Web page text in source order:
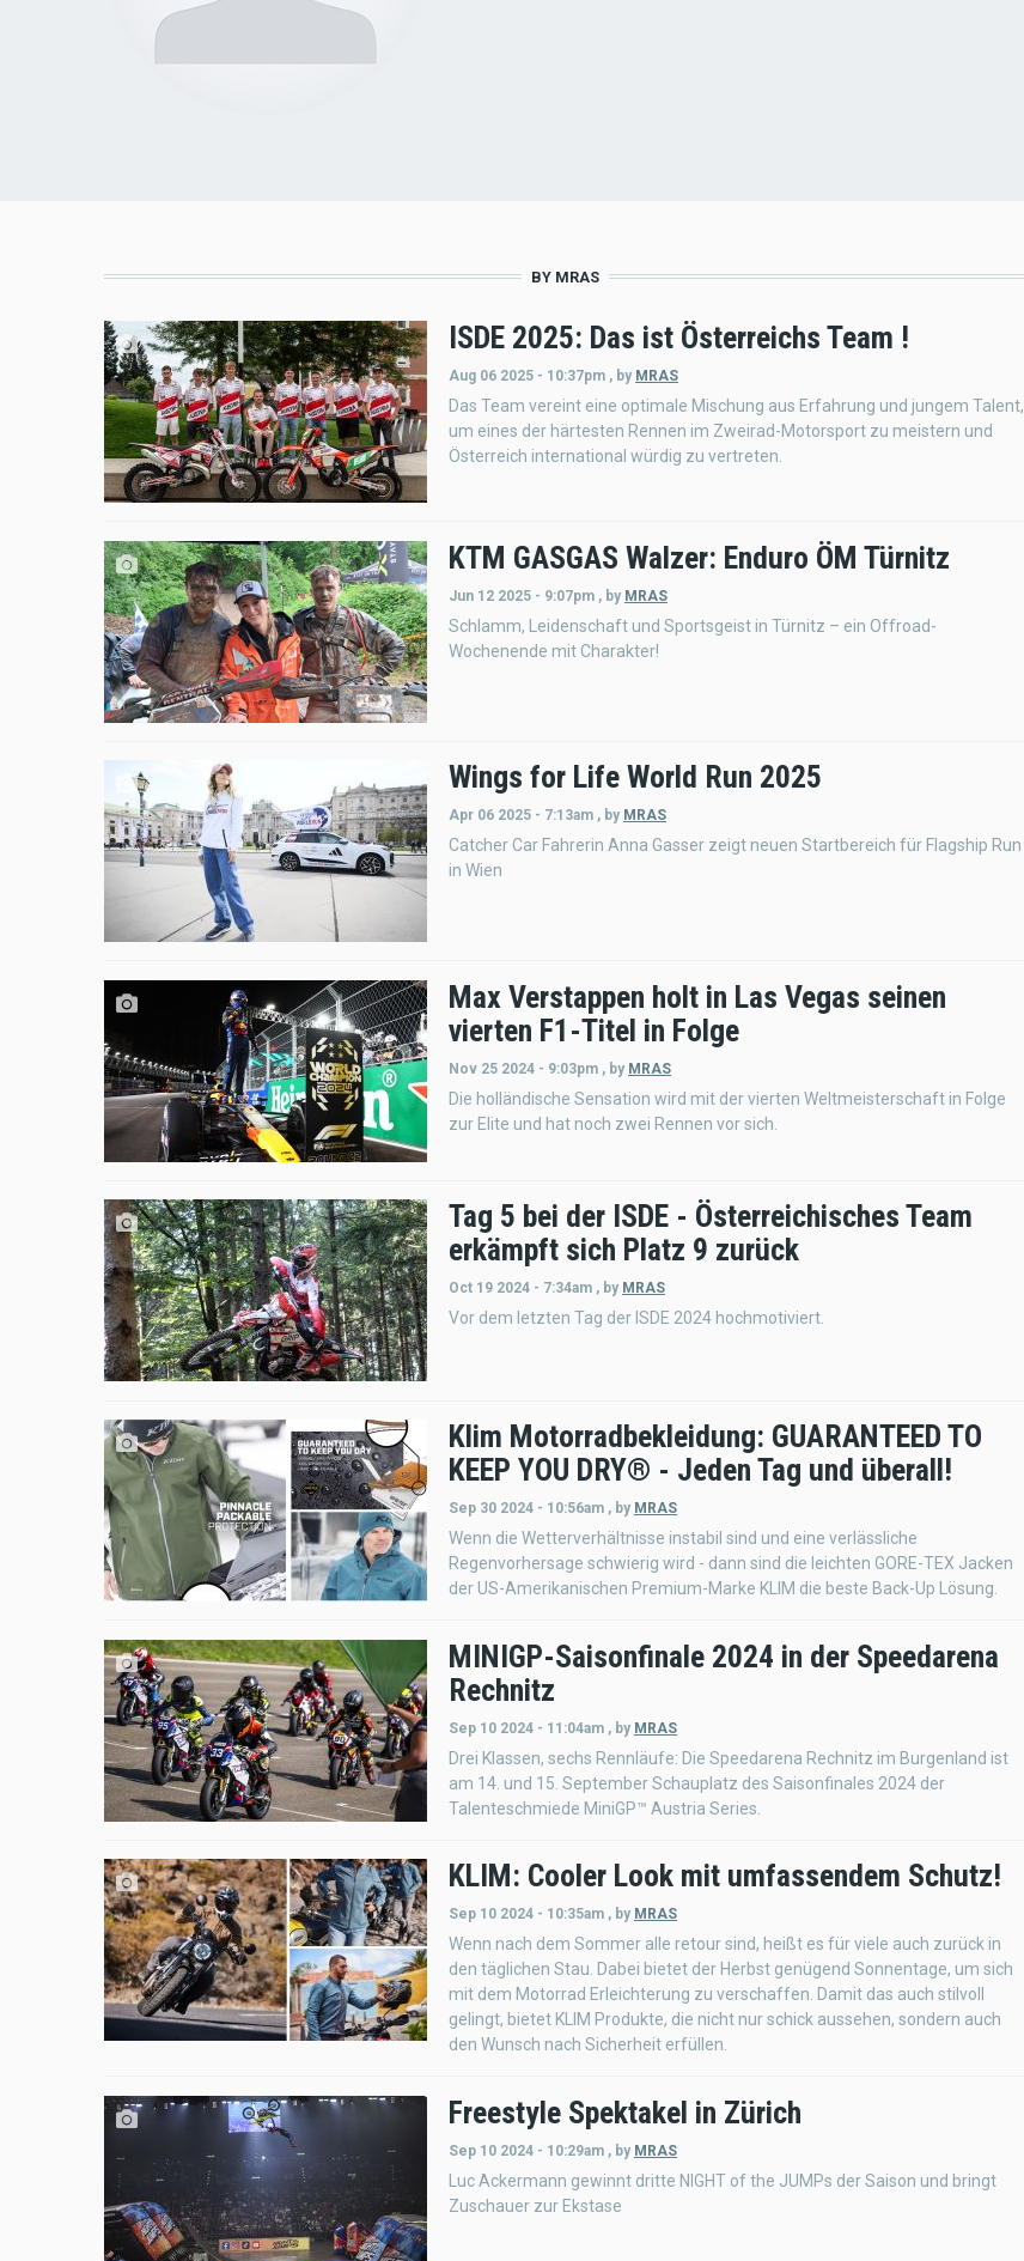
BY MRAS
ISDE 2025: Das ist Österreichs Team !
Aug 06 2025 - 10:37pm , by MRAS
Das Team vereint eine optimale Mischung aus Erfahrung und jungem Talent,
um eines der härtesten Rennen im Zweirad-Motorsport zu meistern und
Österreich international würdig zu vertreten.
KTM GASGAS Walzer: Enduro ÖM Türnitz
Jun 12 2025 - 9:07pm , by MRAS
Schlamm, Leidenschaft und Sportsgeist in Türnitz – ein Offroad-
Wochenende mit Charakter!
Wings for Life World Run 2025
Apr 06 2025 - 7:13am , by MRAS
Catcher Car Fahrerin Anna Gasser zeigt neuen Startbereich für Flagship Run
in Wien
Max Verstappen holt in Las Vegas seinen
vierten F1-Titel in Folge
Nov 25 2024 - 9:03pm , by MRAS
Die holländische Sensation wird mit der vierten Weltmeisterschaft in Folge
zur Elite und hat noch zwei Rennen vor sich.
Tag 5 bei der ISDE - Österreichisches Team
erkämpft sich Platz 9 zurück
Oct 19 2024 - 7:34am , by MRAS
Vor dem letzten Tag der ISDE 2024 hochmotiviert.
Klim Motorradbekleidung: GUARANTEED TO
KEEP YOU DRY® - Jeden Tag und überall!
Sep 30 2024 - 10:56am , by MRAS
Wenn die Wetterverhältnisse instabil sind und eine verlässliche
Regenvorhersage schwierig wird - dann sind die leichten GORE-TEX Jacken
der US-Amerikanischen Premium-Marke KLIM die beste Back-Up Lösung.
MINIGP-Saisonfinale 2024 in der Speedarena
Rechnitz
Sep 10 2024 - 11:04am , by MRAS
Drei Klassen, sechs Rennläufe: Die Speedarena Rechnitz im Burgenland ist
am 14. und 15. September Schauplatz des Saisonfinales 2024 der
Talenteschmiede MiniGP™ Austria Series.
KLIM: Cooler Look mit umfassendem Schutz!
Sep 10 2024 - 10:35am , by MRAS
Wenn nach dem Sommer alle retour sind, heißt es für viele auch zurück in
den täglichen Stau. Dabei bietet der Herbst genügend Sonnentage, um sich
mit dem Motorrad Erleichterung zu verschaffen. Damit das auch stilvoll
gelingt, bietet KLIM Produkte, die nicht nur schick aussehen, sondern auch
den Wunsch nach Sicherheit erfüllen.
Freestyle Spektakel in Zürich
Sep 10 2024 - 10:29am , by MRAS
Luc Ackermann gewinnt dritte NIGHT of the JUMPs der Saison und bringt
Zuschauer zur Ekstase